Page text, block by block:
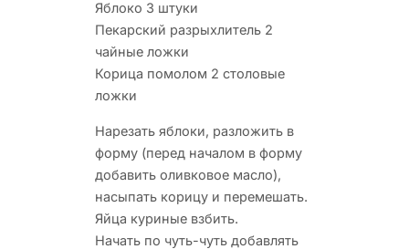
Яблоко 3 штуки
Пекарский разрыхлитель 2
чайные ложки
Корица помолом 2 столовые
ложки
Нарезать яблоки, разложить в
форму (перед началом в форму
добавить оливковое масло),
насыпать корицу и перемешать.
Яйца куриные взбить.
Начать по чуть-чуть добавлять